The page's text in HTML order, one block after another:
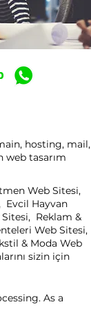
hosting, mail,
web tasarım
Web Sitesi,
Evcil Hayvan
Reklam &
Web Sitesi,
& Moda Web
sizin için
As a